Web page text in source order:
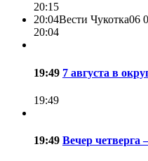
20:15
20:04Вести Чукотка06
20:04
19:49 7 августа в
19:49
19:49 Вечер четверга